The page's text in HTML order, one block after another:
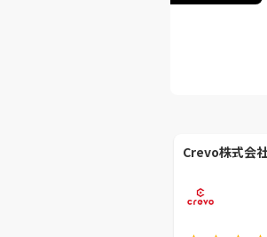
Crevo株式会